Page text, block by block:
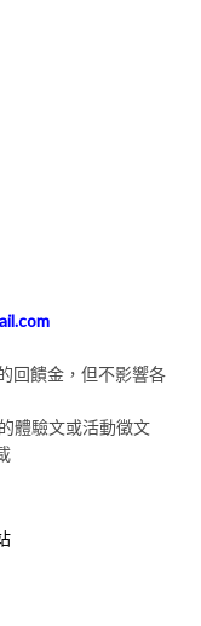
回饋金，但不影響各
體驗文或活動徵文